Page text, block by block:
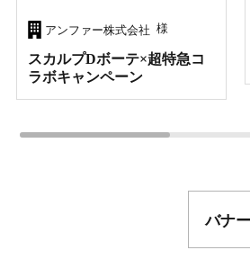
アンファー株式会社 様
スカルプDボーテ×超特急コ
ラボキャンペーン
バナ